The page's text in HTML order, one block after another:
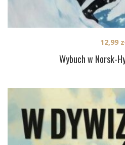
Wybuch w Norsk-
12,99